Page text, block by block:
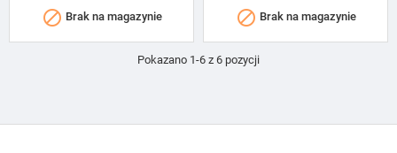
 Brak na magazynie  Brak na magazynie
Pokazano 1-6 z 6 pozycji